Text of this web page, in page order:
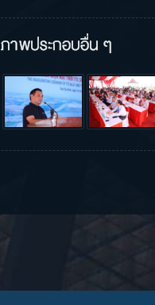
ภาพประกอบอื่น ๆ